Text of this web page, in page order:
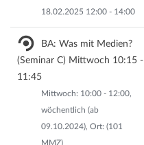
18.02.2025 12:00 - 14:00
BA: Was mit Medien?
(Seminar C) Mittwoch 10:15 -
11:45
Mittwoch: 10:00 - 12:00,
wöchentlich (ab
09.10.2024), Ort: (101
MMZ)